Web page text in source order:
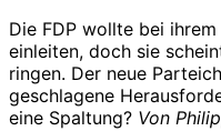
Die FDP wollte bei
einleiten, doch sie
ringen. Der neue
geschlagene
eine Spaltung? Von